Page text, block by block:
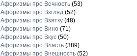
Афоризмы про Вечность(53)
Афоризмы про Взгляд(52)
Афоризмы про Взятку(48)
Афоризмы про Вино(71)
Афоризмы про Вкус(50)
Афоризмы про Власть(389)
Афоризмы про Внешность(52)